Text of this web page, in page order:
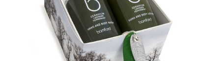
スキンケア 食事
調査結果
トレーニング
好印象な男
頭皮ケア
理容室